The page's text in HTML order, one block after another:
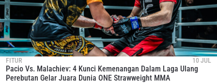
FITUR 10 JUL
Pacio Vs. Malachiev: 4 Kunci Kemenangan Dalam Laga Ulang
Perebutan Gelar Juara Dunia ONE Strawweight MMA